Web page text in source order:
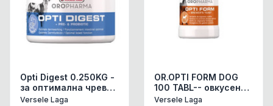
Opti Digest 0.250KG -
за оптимална чревна
функция (пре- и
Versele Laga
OR.OPTI FORM DOG
100 TABL-- овкусени
таблетки с бирена
Versele Laga